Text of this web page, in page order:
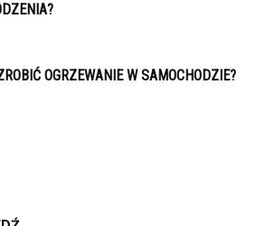
OGRZEWANIE W SAMOCHODZIE?